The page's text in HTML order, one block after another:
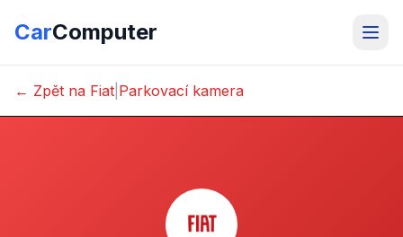
CarComputer
← Zpět na Fiat Parkovací kamera